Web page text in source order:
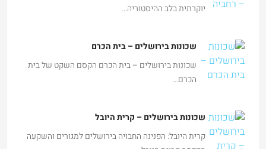
שכונות בירושלים – בית הכרם הקסם השקט של בית
הכרם…
קרית היובל: הפנינה החבויה בירושלים למגורים והשקעה
הקדמה קריית היובל,…